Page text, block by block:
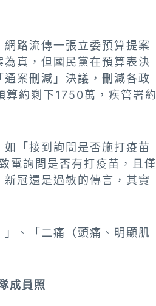
路流傳一張立委預算提案
真，但國民黨在預算表決
案刪減」決議，刪減各政
算約剩下1750萬，疾管署約
「接到詢問是否施打疫苗
電詢問是否有打疫苗，且僅
冠還是過敏的傳言，其實
、「二痛（頭痛、明顯肌
成員照